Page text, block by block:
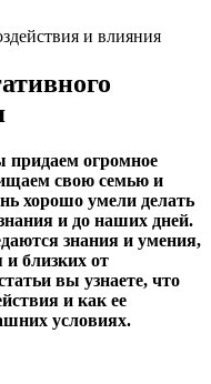
придаем огромное
свою семью и
хорошо умели делать
и до наших дней.
знания и умения,
близких от
вы узнаете, что
и как ее
условиях.